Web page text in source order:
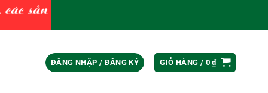
ĐĂNG NHẬP / ĐĂNG KÝ GIỎ HÀNG / 0₫